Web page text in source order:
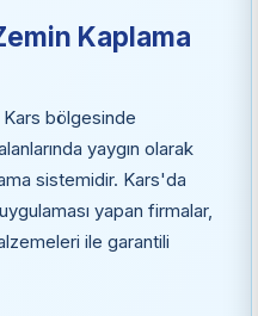
Kaplama
Kars bölgesinde
yaygın olarak
sistemidir. Kars'da
yapan firmalar,
ile garantili